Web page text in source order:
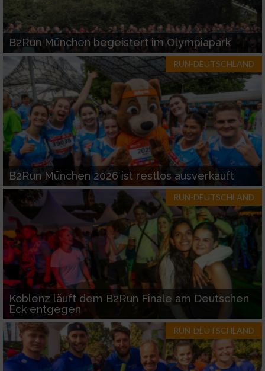
B2Run München begeistert im Olympiapark
RUN-DEUTSCHLAND
B2Run München 2026 ist restlos ausverkauft
RUN-DEUTSCHLAND
Koblenz läuft dem B2Run Finale am Deutschen
Eck entgegen
RUN-DEUTSCHLAND
Funktional
Werbung